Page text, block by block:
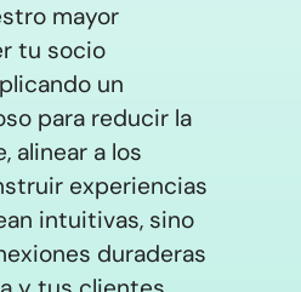
mayor
tu socio
un
para reducir la
alinear a los
experiencias
intuitivas, sino
duraderas